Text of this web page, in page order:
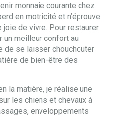
monnaie courante chez
en motricité et n’éprouve
de vivre. Pour restaurer
meilleur confort au
de se laisser chouchouter
de bien-être des
la matière, je réalise une
les chiens et chevaux à
enveloppements